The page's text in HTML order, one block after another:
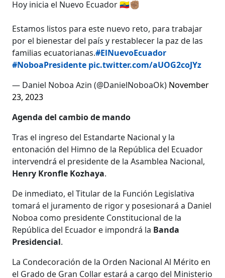
Hoy inicia el Nuevo Ecuador 🇪🇨✊🏽
Estamos listos para este nuevo reto, para trabajar
por el bienestar del país y restablecer la paz de las
familias ecuatorianas.#ElNuevoEcuador
#NoboaPresidente pic.twitter.com/aUOG2coJYz
— Daniel Noboa Azin (@DanielNoboaOk) November
23, 2023
Agenda del cambio de mando
Tras el ingreso del Estandarte Nacional y la
entonación del Himno de la República del Ecuador
intervendrá el presidente de la Asamblea Nacional,
Henry Kronfle Kozhaya.
De inmediato, el Titular de la Función Legislativa
tomará el juramento de rigor y posesionará a Daniel
Noboa como presidente Constitucional de la
República del Ecuador e impondrá la Banda
Presidencial.
La Condecoración de la Orden Nacional Al Mérito en
el Grado de Gran Collar estará a cargo del Ministerio